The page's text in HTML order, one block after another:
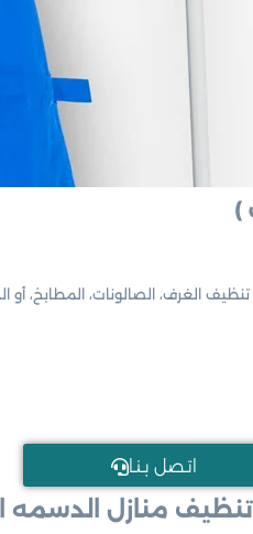
)
الغرف، الصالونات، المطابخ، أو
اتـصل بـنـا
تنظيف منازل الدسمه